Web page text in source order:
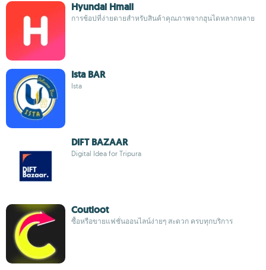
Hyundai Hmall
การช้อปที่ง่ายดายสำหรับสินค้าคุณภาพจากฮุนไดหลากหลาย
Ista BAR
Ista
DIFT BAZAAR
Digital Idea for Tripura
Coutloot
ซื้อหรือขายแฟชั่นออนไลน์ง่ายๆ สะดวก ครบทุกบริการ